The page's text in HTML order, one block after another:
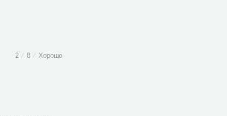
2 ⁄ 8 ⁄ Хорошо